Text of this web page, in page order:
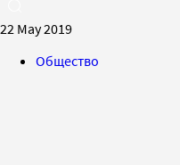
22 May 2019
Общество